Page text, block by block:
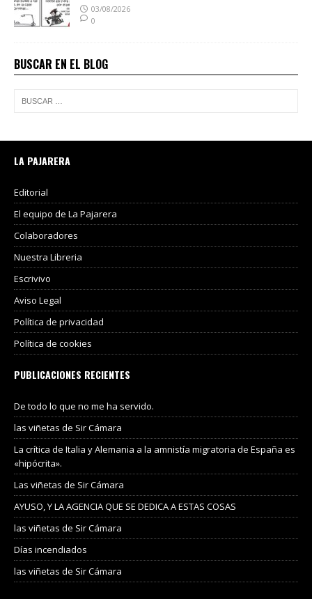
03/08/2026
0
BUSCAR EN EL BLOG
LA PAJARERA
Editorial
El equipo de La Pajarera
Colaboradores
Nuestra Libreria
Escrivivo
Aviso Legal
Política de privacidad
Política de cookies
PUBLICACIONES RECIENTES
De todo lo que no me ha servido.
las viñetas de Sir Cámara
La crítica de Italia y Alemania a la amnistía migratoria de España es
«hipócrita».
Las viñetas de Sir Cámara
AYUSO, Y LA AGENCIA QUE SE DEDICA A ESTAS COSAS
las viñetas de Sir Cámara
Días incendiados
las viñetas de Sir Cámara